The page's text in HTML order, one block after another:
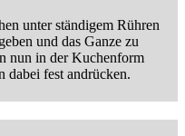
unter ständigem Rühren
und das Ganze zu
nun in der Kuchenform
dabei fest andrücken.